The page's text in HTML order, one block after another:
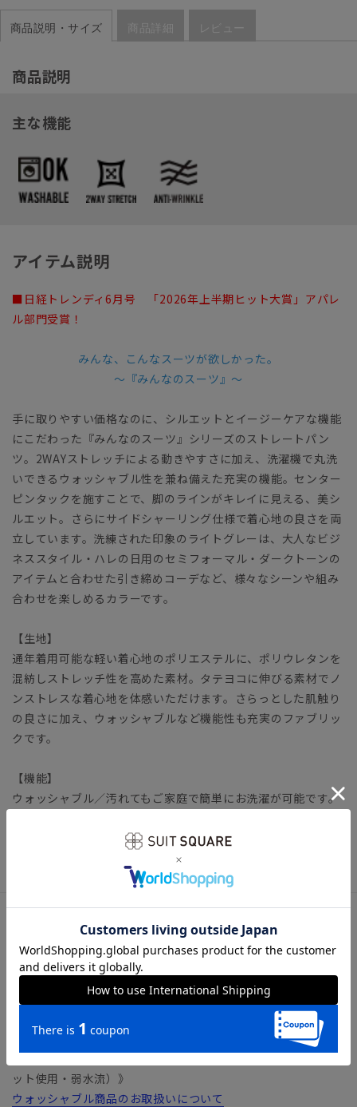
商品説明・サイズ 商品詳細 レビュー
商品説明
主な機能
アイテム説明
■日経トレンディ6月号 「2026年上半期ヒット大賞」アパレ
ル部門受賞！
みんな、こんなスーツが欲しかった。
～『みんなのスーツ』～
手に取りやすい価格なのに、シルエットとイージーケアな機能
にこだわった『みんなのスーツ』シリーズのストレートパン
ツ。2WAYストレッチによる動きやすさに加え、洗濯機で丸洗
いできるウォッシャブル性を兼ね備えた充実の機能。センター
ピンタックを施すことで、脚のラインがキレイに見える、美シ
ルエット。さらにサイドシャーリング仕様で着心地の良さを両
立しています。洗練された印象のライトグレーは、大人なビジ
ネススタイル・ハレの日用のセミフォーマル・ダークトーンの
アイテムと合わせた引き締めコーデなど、様々なシーンや組み
合わせを楽しめるカラーです。
【生地】
通年着用可能な軽い着心地のポリエステルに、ポリウレタンを
混紡しストレッチ性を高めた素材。タテヨコに伸びる素材でノ
ンストレスな着心地を体感いただけます。さらっとした肌触り
の良さに加え、ウォッシャブルなど機能性も充実のファブリッ
クです。
【機能】
ウォッシャブル／汚れてもご家庭で簡単にお洗濯が可能です。
レディーススーツ ビジネス オフィスカジュアル スラック
ス オールシーズン エントリープライス
アイテム詳細
＊セット着用可（ジャケットは別売りとなります。）
ジャケット：AOJT5574-B
【仕様】ピンタック／ストレート／ウエスト：サイドゴム
【裾】シングル仕上げ（裾上げは受付対象外となります。）
【洗濯表示】ドライクリーニング・家庭洗濯可《洗濯機可（ネ
ット使用・弱水流）》
ウォッシャブル商品のお取扱いについて